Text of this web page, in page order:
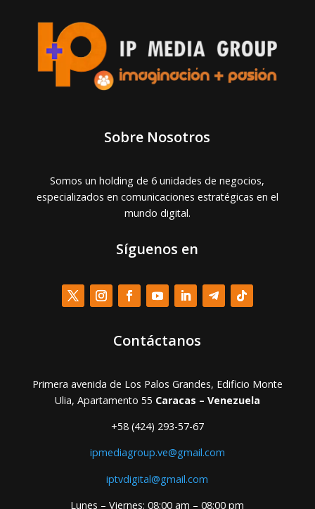
Sobre Nosotros
Somos un holding de 6 unidades de negocios,
especializados en comunicaciones estratégicas en el
mundo digital.
Síguenos en
Contáctanos
Primera avenida de Los Palos Grandes, Edificio Monte
Ulia, Apartamento 55 Caracas – Venezuela
+58 (424) 293-57-67
ipmediagroup.ve@gmail.com
iptvdigital@gmail.com
Lunes – Viernes: 08:00 am – 08:00 pm